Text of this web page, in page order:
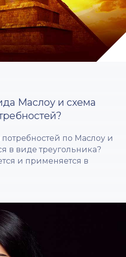
Маслоу и схема
по Маслоу и
в виде треугольника?
и применяется в